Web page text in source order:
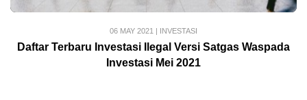
06 MAY 2021 INVESTASI
Daftar Terbaru Investasi Ilegal Versi Satgas Waspada
Investasi Mei 2021